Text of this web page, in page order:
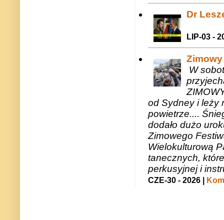
Dr
LIP-03 -
W
od Sydney i leży
powietrze....
dodało dużo
Zimowego
Wielokulturową
tanecznych,
perkusyjnej i
CZE-30 - 2026 |